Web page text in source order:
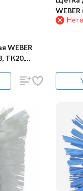
WEBER
ТК20,
ТК20,
Нет